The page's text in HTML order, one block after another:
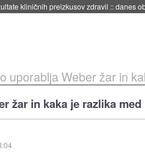
SSD-jev za naslednji dve leti::danes
uporablja Weber žar in
žar in kaka je razlika